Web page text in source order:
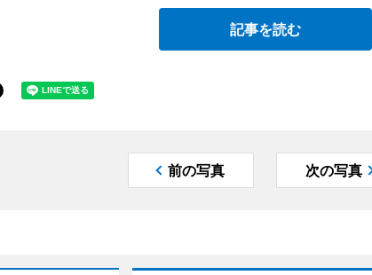
記事を読む
前の写真 次の写真